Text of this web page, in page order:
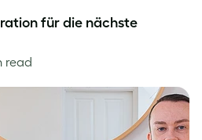
für die nächste
read